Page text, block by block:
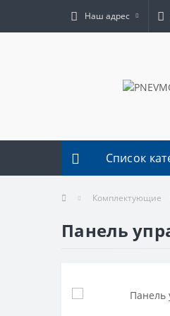
Наш адрес
Список
Комплектующие
Панель